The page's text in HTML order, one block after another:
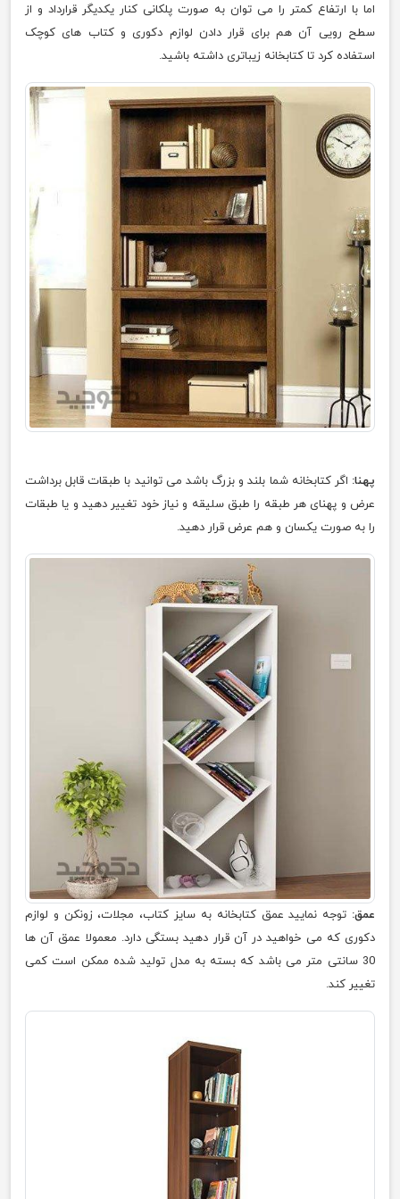
اما با ارتفاع کمتر را می توان به صورت پلکانی کنار یکدیگر قرارداد و از
سطح رویی آن هم برای قرار دادن لوازم دکوری و کتاب های کوچک
استفاده کرد تا کتابخانه زیباتری داشته باشید.
پهنا: اگر کتابخانه شما بلند و بزرگ باشد می توانید با طبقات قابل برداشت
عرض و پهنای هر طبقه را طبق سلیقه و نیاز خود تغییر دهید و یا طبقات
را به صورت یکسان و هم عرض قرار دهید.
عمق: توجه نمایید عمق کتابخانه به سایز کتاب، مجلات، زونکن و لوازم
دکوری که می خواهید در آن قرار دهید بستگی دارد. معمولا عمق آن ها
30 سانتی متر می باشد که بسته به مدل تولید شده ممکن است کمی
تغییر کند.